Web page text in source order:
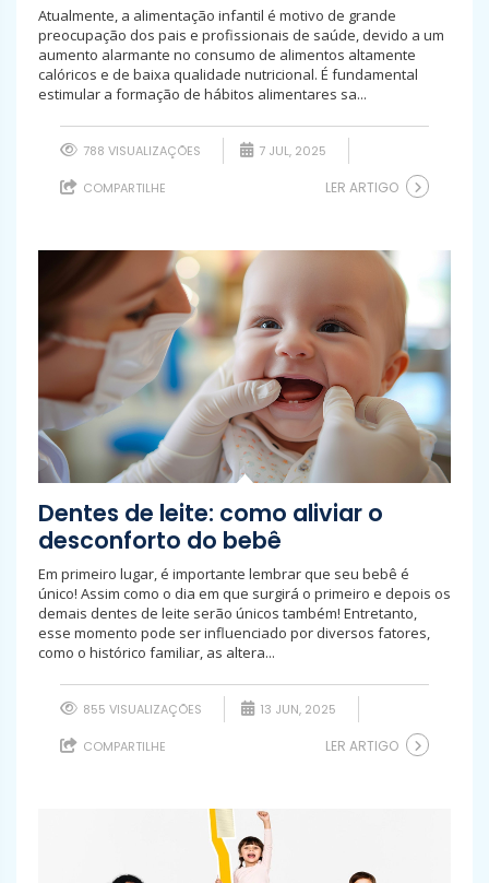
Atualmente, a alimentação infantil é motivo de grande
preocupação dos pais e profissionais de saúde, devido a um
aumento alarmante no consumo de alimentos altamente
calóricos e de baixa qualidade nutricional. É fundamental
estimular a formação de hábitos alimentares sa...
788 VISUALIZAÇÕES 7 JUL, 2025
COMPARTILHE LER ARTIGO
Dentes de leite: como aliviar o
desconforto do bebê
Em primeiro lugar, é importante lembrar que seu bebê é
único! Assim como o dia em que surgirá o primeiro e depois os
demais dentes de leite serão únicos também! Entretanto,
esse momento pode ser influenciado por diversos fatores,
como o histórico familiar, as altera...
855 VISUALIZAÇÕES 13 JUN, 2025
COMPARTILHE LER ARTIGO